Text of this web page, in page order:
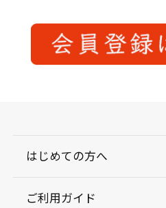
はじめての方へ
ご利用ガイド